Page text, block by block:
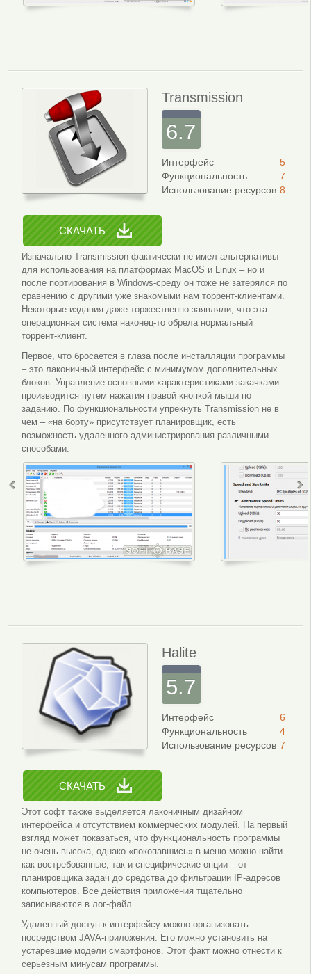
Transmission
6.7
Интерфейс
Функциональность
Использование ресурсов
5
7
8
СКАЧАТЬ
Изначально Transmission фактически не имел альтернативы
для использования на платформах MacOS и Linux – но и
после портирования в Windows-среду он тоже не затерялся по
сравнению с другими уже знакомыми нам торрент-клиентами.
Некоторые издания даже торжественно заявляли, что эта
операционная система наконец-то обрела нормальный
торрент-клиент.
Первое, что бросается в глаза после инсталляции программы
– это лаконичный интерфейс с минимумом дополнительных
блоков. Управление основными характеристиками закачками
производится путем нажатия правой кнопкой мыши по
заданию. По функциональности упрекнуть Transmission не в
чем – «на борту» присутствует планировщик, есть
возможность удаленного администрирования различными
способами.
Halite
5.7
Интерфейс
Функциональность
Использование ресурсов
6
4
7
СКАЧАТЬ
Этот софт также выделяется лаконичным дизайном
интерфейса и отсутствием коммерческих модулей. На первый
взгляд может показаться, что функциональность программы
не очень высока, однако «покопавшись» в меню можно найти
как востребованные, так и специфические опции – от
планировщика задач до средства до фильтрации IP-адресов
компьютеров. Все действия приложения тщательно
записываются в лог-файл.
Удаленный доступ к интерфейсу можно организовать
посредством JAVA-приложения. Его можно установить на
устаревшие модели смартфонов. Этот факт можно отнести к
серьезным минусам программы.